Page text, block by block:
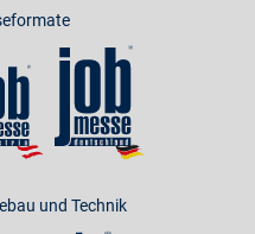
und Technik